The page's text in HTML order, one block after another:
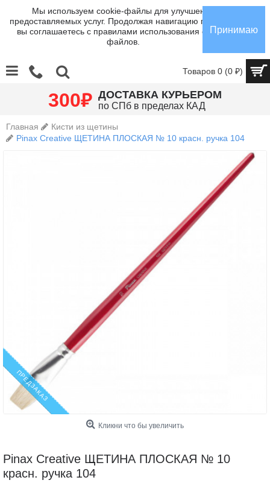
Мы используем cookie-файлы для улучшения
предоставляемых услуг. Продолжая навигацию по сайту,
вы соглашаетесь с правилами использования cookie-
файлов.
Принимаю
Товаров 0 (0 ₽)
300₽ ДОСТАВКА КУРЬЕРОМ
по СПб в пределах КАД
Главная
Кисти из щетины
Pinax Creative ЩЕТИНА ПЛОСКАЯ № 10 красн. ручка 104
ПРЕДЗАКАЗ
Кликни что бы увеличить
Pinax Creative ЩЕТИНА ПЛОСКАЯ № 10
красн. ручка 104